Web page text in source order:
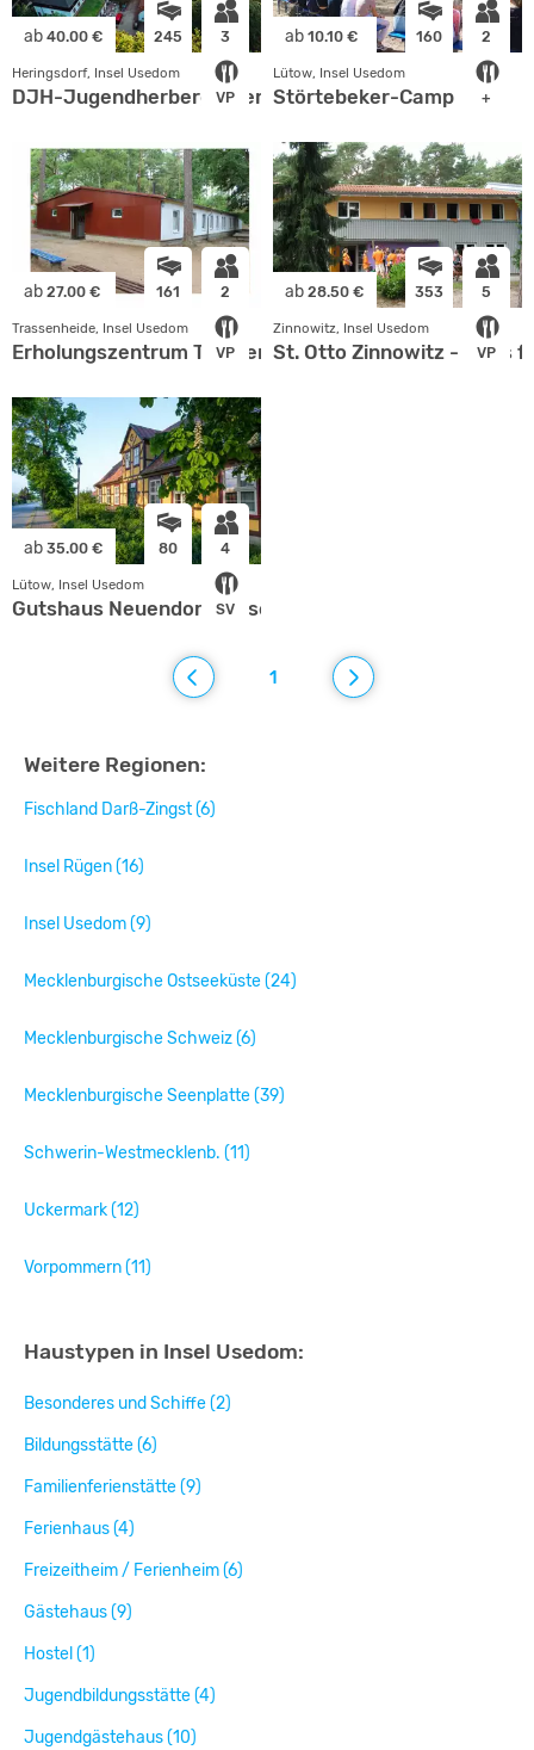
ab 40.00 € 245 3
VP
Heringsdorf, Insel Usedom
DJH-Jugendherberge Heringsdorf
ab 10.10 € 160 2
+
Lütow, Insel Usedom
Störtebeker-Camp
ab 27.00 € 161 2
VP
Trassenheide, Insel Usedom
Erholungszentrum Trassenheide
ab 28.50 € 353 5
VP
Zinnowitz, Insel Usedom
St. Otto Zinnowitz - Haus
ab 35.00 € 80 4
SV
Lütow, Insel Usedom
Gutshaus Neuendorf - Insel Usedom
1
Weitere Regionen:
Fischland Darß-Zingst (6)
Insel Rügen (16)
Insel Usedom (9)
Mecklenburgische Ostseeküste (24)
Mecklenburgische Schweiz (6)
Mecklenburgische Seenplatte (39)
Schwerin-Westmecklenb. (11)
Uckermark (12)
Vorpommern (11)
Haustypen in Insel Usedom:
Besonderes und Schiffe (2)
Bildungsstätte (6)
Familienferienstätte (9)
Ferienhaus (4)
Freizeitheim / Ferienheim (6)
Gästehaus (9)
Hostel (1)
Jugendbildungsstätte (4)
Jugendgästehaus (10)